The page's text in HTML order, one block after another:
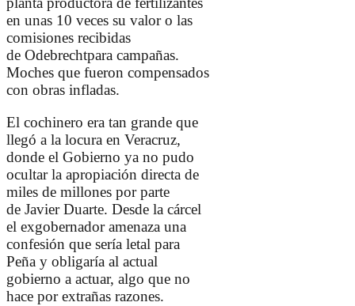
en unas 10 veces su valor o las
comisiones recibidas
de Odebrechtpara campañas.
Moches que fueron compensados
con obras infladas.
El cochinero era tan grande que
llegó a la locura en Veracruz,
donde el Gobierno ya no pudo
ocultar la apropiación directa de
miles de millones por parte
de Javier Duarte. Desde la cárcel
el exgobernador amenaza una
confesión que sería letal para
Peña y obligaría al actual
gobierno a actuar, algo que no
hace por extrañas razones.